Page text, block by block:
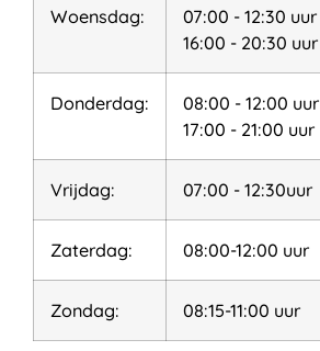
Woensdag:
07:00 - 12:30 uur
16:00 - 20:30 uur
Donderdag:
08:00 - 12:00 uur
17:00 - 21:00 uur
Vrijdag: 07:00 - 12:30uur
Zaterdag: 08:00-12:00 uur
Zondag: 08:15-11:00 uur